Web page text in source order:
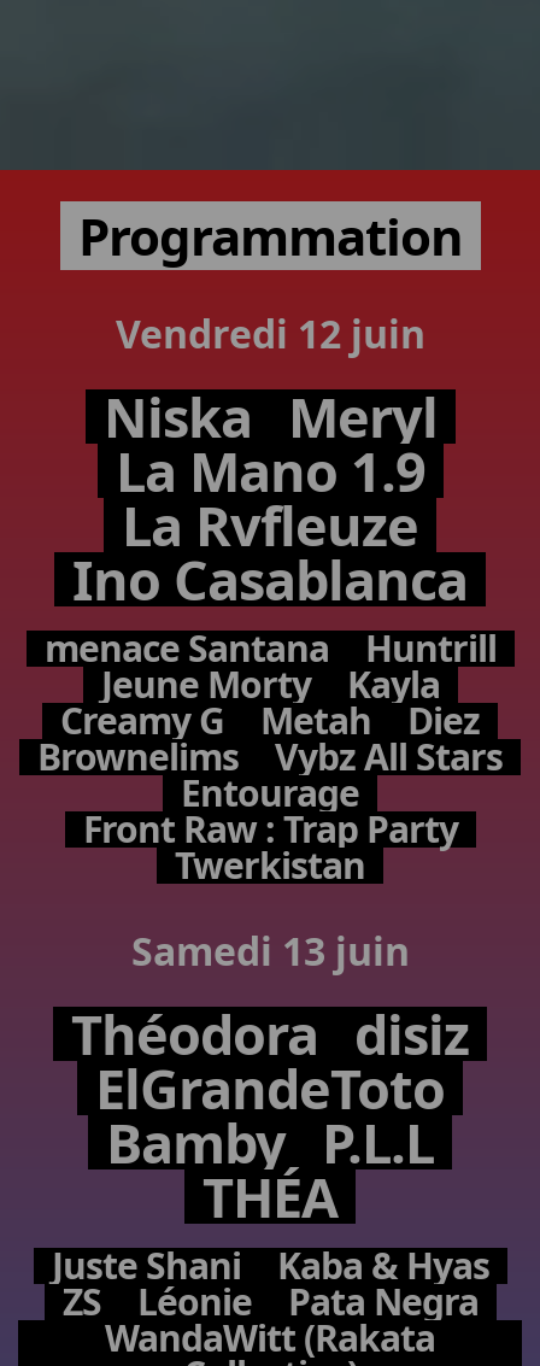
Programmation
Vendredi 12 juin
Niska Meryl
La Mano 1.9
La Rvfleuze
Ino Casablanca
menace Santana Huntrill
Jeune Morty Kayla
Creamy G Metah Diez
Brownelims Vybz All Stars
Entourage
Front Raw : Trap Party
Twerkistan
Samedi 13 juin
Théodora disiz
ElGrandeToto
Bamby P.L.L
THÉA
Juste Shani Kaba & Hyas
ZS Léonie Pata Negra
WandaWitt (Rakata